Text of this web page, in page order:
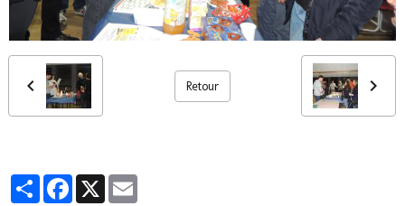
Retour
PartagerFacebook
X